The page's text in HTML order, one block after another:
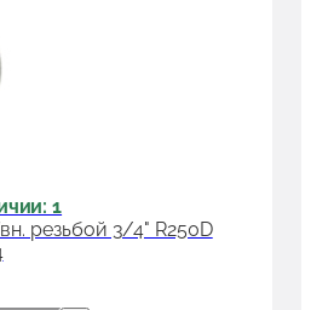
1
резьбой 3/4" R250D